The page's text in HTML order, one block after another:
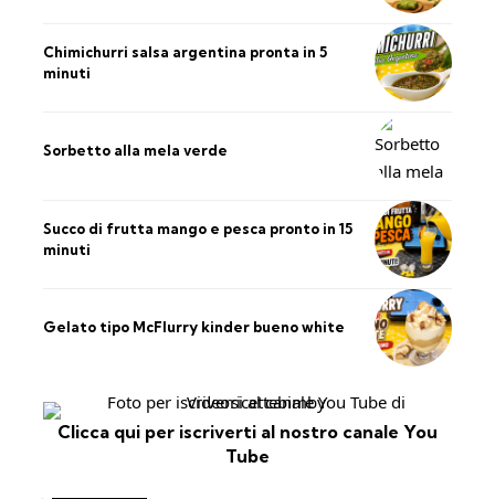
Chimichurri salsa argentina pronta in 5
minuti
Sorbetto alla mela verde
Succo di frutta mango e pesca pronto in 15
minuti
Gelato tipo McFlurry kinder bueno white
Clicca qui per iscriverti al nostro canale You
Tube